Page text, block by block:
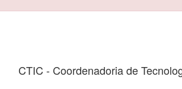
CTIC - Coordenadoria de